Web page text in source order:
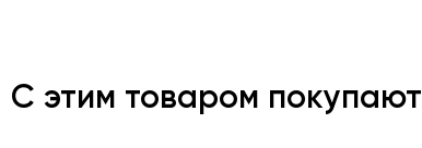
С этим товаром покупают